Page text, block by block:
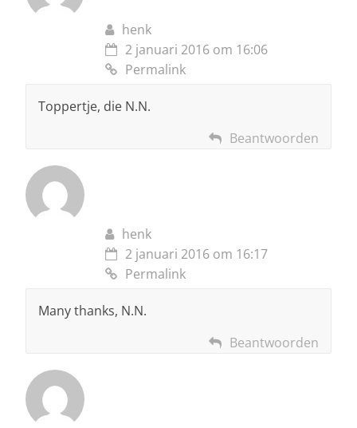
henk
2 januari 2016 om 16:06
Permalink
Toppertje, die N.N.
Beantwoorden
henk
2 januari 2016 om 16:17
Permalink
Many thanks, N.N.
Beantwoorden